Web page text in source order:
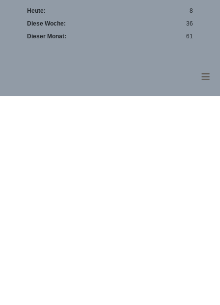
Heute:
8
Diese Woche:
36
Dieser Monat:
61
≡